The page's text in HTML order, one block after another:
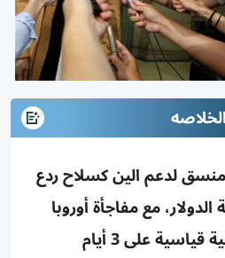
الخلاصه
لدعم الين كسلاح ردع
مع مفاجأة أوروبا
على 3 أيام